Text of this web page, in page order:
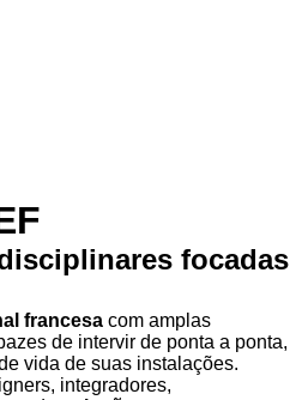
focadas
francesa com amplas
de intervir de ponta a ponta,
vida de suas instalações.
integradores,